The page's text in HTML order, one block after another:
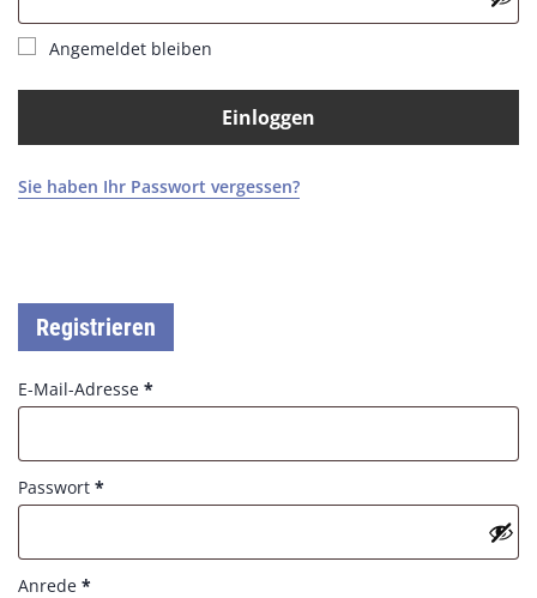
d
u
i
Angemeldet bleiben
Einloggen
Sie haben Ihr Passwort vergessen?
Registrieren
E-Mail-Adresse *R
e
u
r
d
Passwort *R
e
u
Anrede *